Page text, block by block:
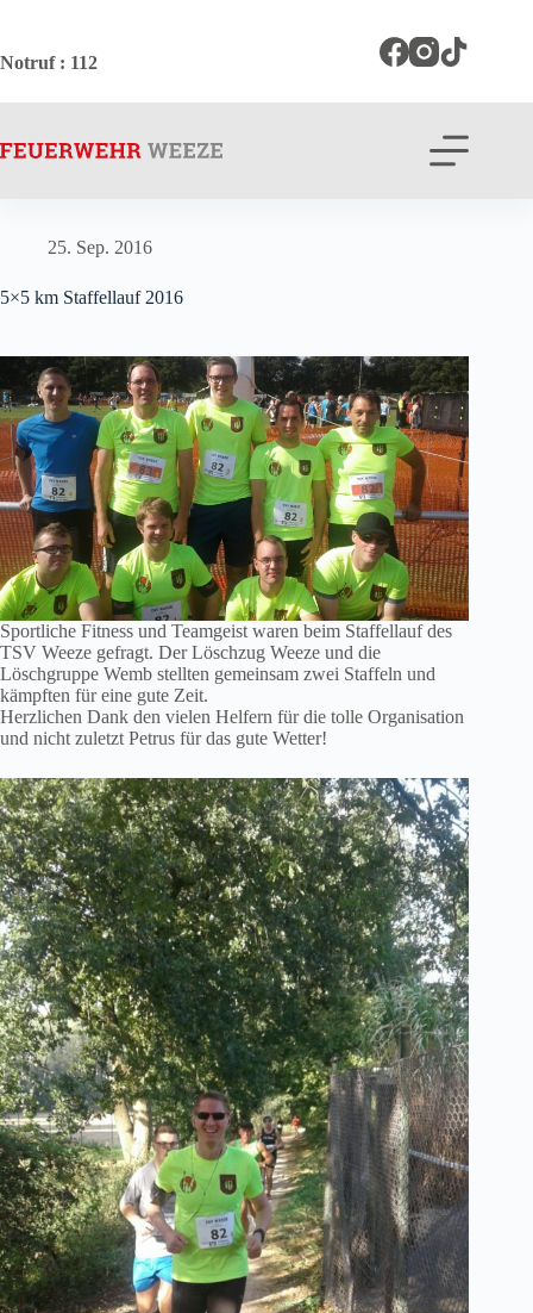
springen
Notruf: 112
25. Sep. 2016
5×5 km Staffellauf 2016
Sportliche Fitness und Teamgeist waren beim Staffellauf des
TSV Weeze gefragt. Der Löschzug Weeze und die
Löschgruppe Wemb stellten gemeinsam zwei Staffeln und
kämpften für eine gute Zeit.
Herzlichen Dank den vielen Helfern für die tolle Organisation
und nicht zuletzt Petrus für das gute Wetter!